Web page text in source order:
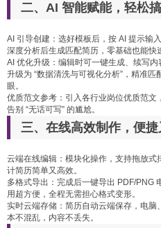
二、AI 智能赋能，轻松
AI 引导创建：选好模板后，按 AI 提示输
深度分析后生成匹配简历，零基础也能快
AI 优化升级：编辑时可一键生成、续写
升级为 “数据清洗与可视化分析”，精准
眼。
优质范文参考：引入各行业岗位优质范文
告别 “无话可写” 的尴尬。
三、在线高效制作，便
云端在线编辑：模块化操作，支持拖放
计简历简单又高效。
多格式导出：完成后一键导出 PDF/PNG
用超方便，全程无需担心格式变形。
实时云端存储：简历自动云端保存，电
本不混乱，内容不丢失。